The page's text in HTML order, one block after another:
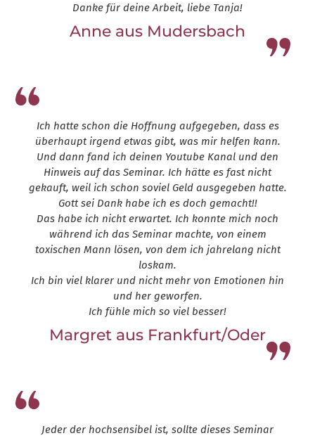
Danke für deine Arbeit, liebe Tanja!
Anne aus Mudersbach
Ich hatte schon die Hoffnung aufgegeben, dass es
überhaupt irgend etwas gibt, was mir helfen kann.
Und dann fand ich deinen Youtube Kanal und den
Hinweis auf das Seminar. Ich hätte es fast nicht
gekauft, weil ich schon soviel Geld ausgegeben hatte.
Gott sei Dank habe ich es doch gemacht!!
Das habe ich nicht erwartet. Ich konnte mich noch
während ich das Seminar machte, von einem
toxischen Mann lösen, von dem ich jahrelang nicht
loskam.
Ich bin viel klarer und nicht mehr von Emotionen hin
und her geworfen.
Ich fühle mich so viel besser!
Margret aus Frankfurt/Oder
Jeder der hochsensibel ist, sollte dieses Seminar